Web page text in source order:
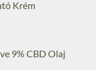
Krém
9% CBD Olaj